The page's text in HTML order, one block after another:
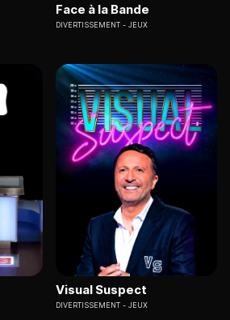
Face à la Bande
DIVERTISSEMENT JEUX
Visual Suspect
DIVERTISSEMENT JEUX